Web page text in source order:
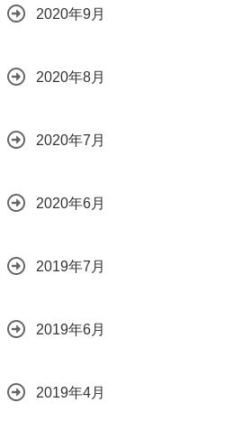
2020年9月
2020年8月
2020年7月
2020年6月
2019年7月
2019年6月
2019年4月